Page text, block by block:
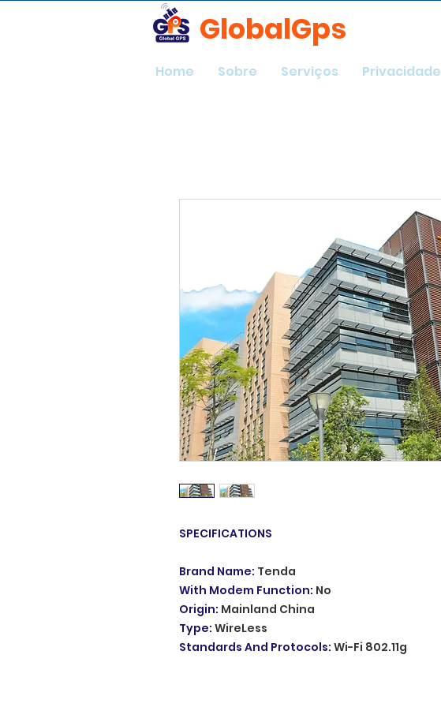
GlobalGps
Home Sobre Serviços Privacidade
SPECIFICATIONS
Brand Name: Tenda
With Modem Function: No
Origin: Mainland China
Type: WireLess
Standards And Protocols: Wi-Fi 802.11g